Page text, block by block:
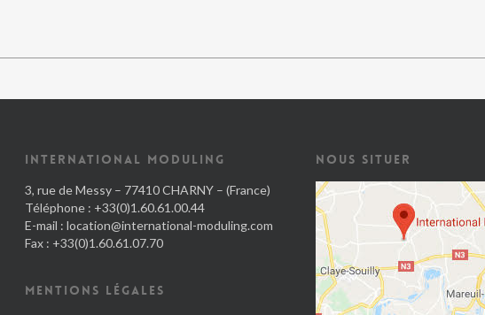
INTERNATIONAL MODULING
3, rue de Messy – 77410 CHARNY – (France)
Téléphone : +33(0)1.60.61.00.44
E-mail : location@international-moduling.com
Fax : +33(0)1.60.61.07.70
MENTIONS LÉGALES
NOUS SITUER